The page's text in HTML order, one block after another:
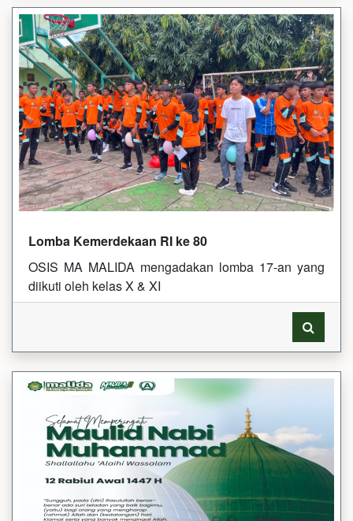
Lomba Kemerdekaan RI ke 80
OSIS MA MALIDA mengadakan lomba 17-an yang
diikuti oleh kelas X & XI